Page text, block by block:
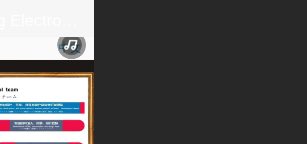
中文
中文
English
日本語
한국어